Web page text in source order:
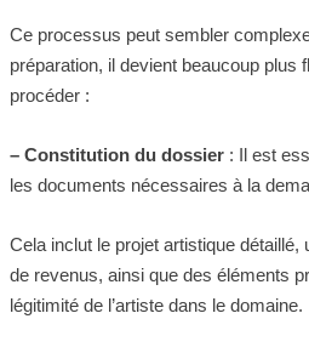
Ce processus peut sembler
préparation, il devient beaucoup plus
procéder :
– Constitution du dossier : Il est
les documents nécessaires à la
Cela inclut le projet artistique détaillé,
de revenus, ainsi que des éléments
légitimité de l’artiste dans le domaine.